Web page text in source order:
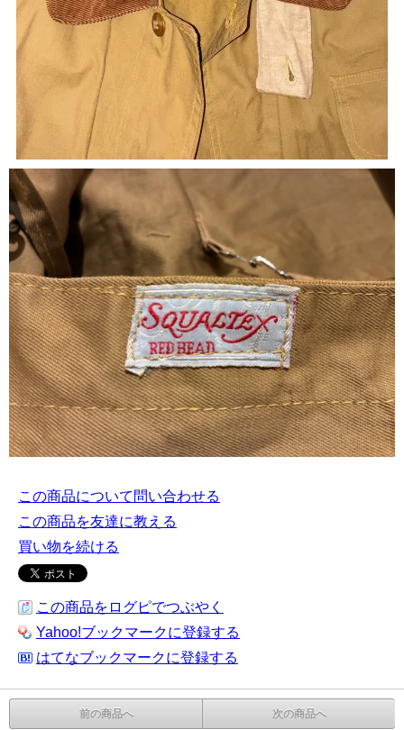
この商品について問い合わせる
この商品を友達に教える
買い物を続ける
この商品をログピでつぶやく
Yahoo!ブックマークに登録する
はてなブックマークに登録する
前の商品へ 次の商品へ